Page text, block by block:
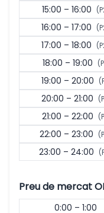
15:00 – 16:00
16:00 – 17:00
17:00 – 18:00
18:00 – 19:00
19:00 – 20:00
20:00 – 21:00
21:00 – 22:00
22:00 – 23:00
23:00 – 24:00
Preu de mercat
0:00 – 1:00